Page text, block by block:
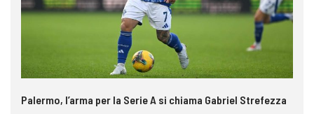
Palermo, l’arma per la Serie A si chiama Gabriel Strefezza